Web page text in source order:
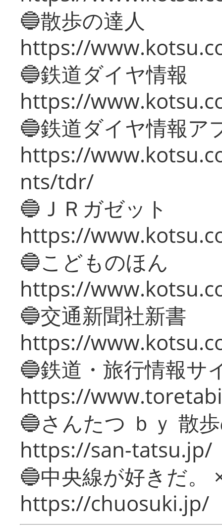
🔵散歩の達人
https://
🔵鉄道ダイヤ情報
https://
🔵鉄道ダイヤ情報ア
https://
nts/tdr/
🔵ＪＲガゼット
https://
🔵こどものほん
https://
🔵交通新聞社新書
https://
🔵鉄道・旅行情報サ
https://
🔵さんたつ ｂｙ 散
https://san-tatsu.jp/
🔵中央線が好きだ。
https://chuosuki.jp/